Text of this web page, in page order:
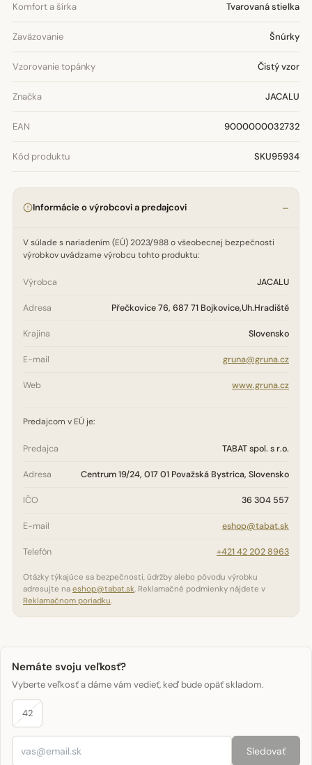
Komfort a šírka Tvarovaná stielka
Zaväzovanie Šnúrky
Vzorovanie topánky Čistý vzor
Značka JACALU
EAN 9000000032732
Kód produktu SKU95934
Informácie o výrobcovi a predajcovi
V súlade s nariadením (EÚ) 2023/988 o všeobecnej bezpečnosti
výrobkov uvádzame výrobcu tohto produktu:
Výrobca JACALU
Adresa Přečkovice 76, 687 71 Bojkovice,Uh.Hradiště
Krajina Slovensko
E-mail gruna@gruna.cz
Web www.gruna.cz
Predajcom v EÚ je:
Predajca TABAT spol. s r.o.
Adresa Centrum 19/24, 017 01 Považská Bystrica, Slovensko
IČO 36 304 557
E-mail eshop@tabat.sk
Telefón +421 42 202 8963
Otázky týkajúce sa bezpečnosti, údržby alebo pôvodu výrobku
adresujte na eshop@tabat.sk. Reklamačné podmienky nájdete v
Reklamačnom poriadku.
Nemáte svoju veľkosť?
Vyberte veľkosť a dáme vám vedieť, keď bude opäť skladom.
42
Sledovať